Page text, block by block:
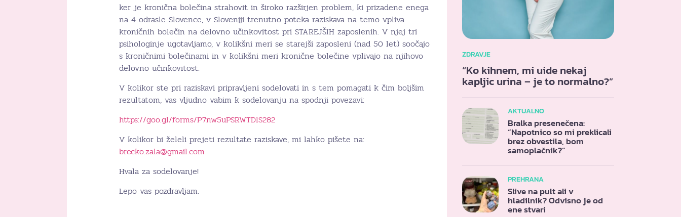
ker je kronična bolečina strahovit in široko razširjen problem, ki prizadene enega
na 4 odrasle Slovence, v Sloveniji trenutno poteka raziskava na temo vpliva
kroničnih bolečin na delovno učinkovitost pri STAREJŠIH zaposlenih. V njej tri
psihologinje ugotavljamo, v kolikšni meri se starejši zaposleni (nad 50 let) soočajo
s kroničnimi bolečinami in v kolikšni meri kronične bolečine vplivajo na njihovo
delovno učinkovitost.
V kolikor ste pri raziskavi pripravljeni sodelovati in s tem pomagati k čim boljšim
rezultatom, vas vljudno vabim k sodelovanju na spodnji povezavi:
https://goo.gl/forms/P7nw5uPSRWTDlS282
V kolikor bi želeli prejeti rezultate raziskave, mi lahko pišete na:
brecko.zala@gmail.com
Hvala za sodelovanje!
Lepo vas pozdravljam.
ZDRAVJE
“Ko kihnem, mi uide nekaj
kapljic urina – je to normalno?”
AKTUALNO
Bralka presenečena:
“Napotnico so mi preklicali
brez obvestila, bom
samoplačnik?”
PREHRANA
Slive na pult ali v
hladilnik? Odvisno je od
ene stvari